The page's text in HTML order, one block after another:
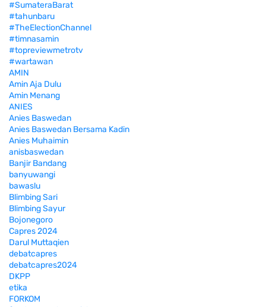
#SumateraBarat
#tahunbaru
#TheElectionChannel
#timnasamin
#topreviewmetrotv
#wartawan
AMIN
Amin Aja Dulu
Amin Menang
ANIES
Anies Baswedan
Anies Baswedan Bersama Kadin
Anies Muhaimin
anisbaswedan
Banjir Bandang
banyuwangi
bawaslu
Blimbing Sari
Blimbing Sayur
Bojonegoro
Capres 2024
Darul Muttaqien
debatcapres
debatcapres2024
DKPP
etika
FORKOM